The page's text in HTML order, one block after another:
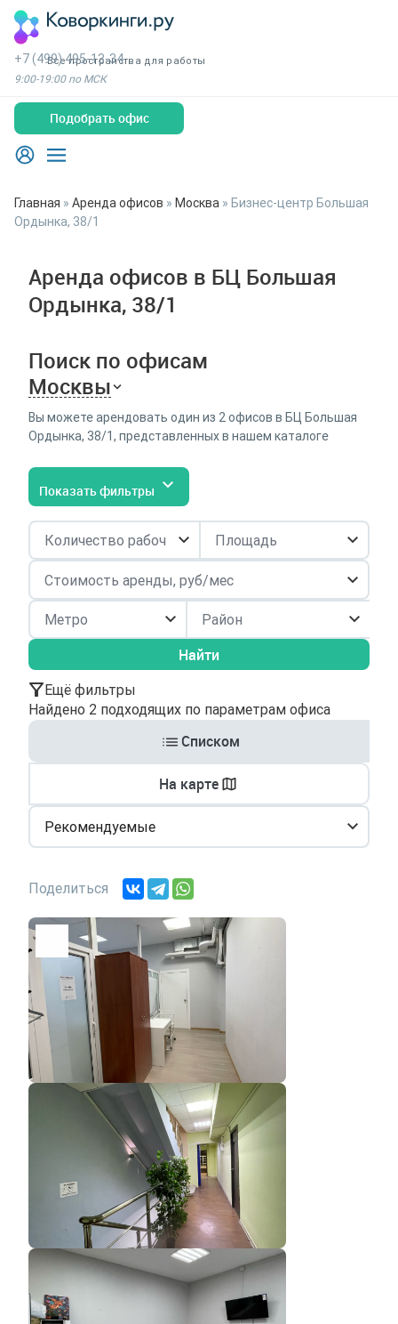
Все пространства для работы
+7 (499) 495-13-34
9:00-19:00 по МСК
Подобрать офис
Главная » Аренда офисов » Москва » Бизнес-центр Большая
Ордынка, 38/1
Аренда офисов в БЦ Большая
Ордынка, 38/1
Поиск по офисам
Москвы
Вы можете арендовать один из 2 офисов в БЦ Большая
Ордынка, 38/1, представленных в нашем каталоге
Показать фильтры
Район
Найти
Ещё фильтры
Найдено 2 подходящих по параметрам офиса
Списком
На карте
Рекомендуемые
Поделиться